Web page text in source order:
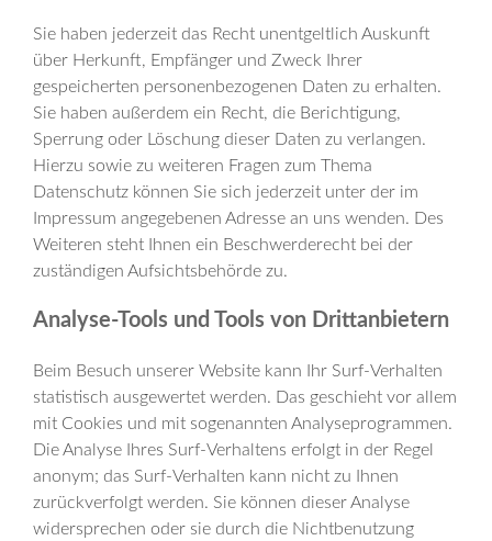
Sie haben jederzeit das Recht unentgeltlich Auskunft
über Herkunft, Empfänger und Zweck Ihrer
gespeicherten personenbezogenen Daten zu erhalten.
Sie haben außerdem ein Recht, die Berichtigung,
Sperrung oder Löschung dieser Daten zu verlangen.
Hierzu sowie zu weiteren Fragen zum Thema
Datenschutz können Sie sich jederzeit unter der im
Impressum angegebenen Adresse an uns wenden. Des
Weiteren steht Ihnen ein Beschwerderecht bei der
zuständigen Aufsichtsbehörde zu.
Analyse-Tools und Tools von Drittanbietern
Beim Besuch unserer Website kann Ihr Surf-Verhalten
statistisch ausgewertet werden. Das geschieht vor allem
mit Cookies und mit sogenannten Analyseprogrammen.
Die Analyse Ihres Surf-Verhaltens erfolgt in der Regel
anonym; das Surf-Verhalten kann nicht zu Ihnen
zurückverfolgt werden. Sie können dieser Analyse
widersprechen oder sie durch die Nichtbenutzung